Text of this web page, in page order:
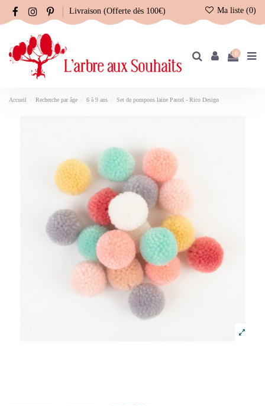
Livraison (Offerte dès 100€) Ma liste (0)
0
Accueil Recherche par âge 6 à 9 ans Set de pompons laine Pastel - Rico Design